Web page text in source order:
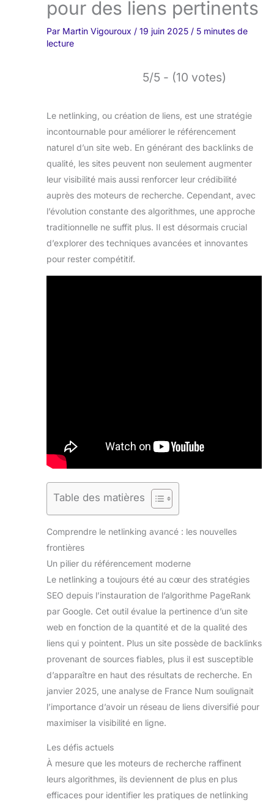
pour des liens pertinents
Par Martin Vigouroux / 19 juin 2025 / 5 minutes de
lecture
5/5 - (10 votes)
Le netlinking, ou création de liens, est une stratégie
incontournable pour améliorer le référencement
naturel d’un site web. En générant des backlinks de
qualité, les sites peuvent non seulement augmenter
leur visibilité mais aussi renforcer leur crédibilité
auprès des moteurs de recherche. Cependant, avec
l’évolution constante des algorithmes, une approche
traditionnelle ne suffit plus. Il est désormais crucial
d’explorer des techniques avancées et innovantes
pour rester compétitif.
Table des matières
Comprendre le netlinking avancé : les nouvelles
frontières
Un pilier du référencement moderne
Le netlinking a toujours été au cœur des stratégies
SEO depuis l’instauration de l’algorithme PageRank
par Google. Cet outil évalue la pertinence d’un site
web en fonction de la quantité et de la qualité des
liens qui y pointent. Plus un site possède de backlinks
provenant de sources fiables, plus il est susceptible
d’apparaître en haut des résultats de recherche. En
janvier 2025, une analyse de France Num soulignait
l’importance d’avoir un réseau de liens diversifié pour
maximiser la visibilité en ligne.
Les défis actuels
À mesure que les moteurs de recherche raffinent
leurs algorithmes, ils deviennent de plus en plus
efficaces pour identifier les pratiques de netlinking